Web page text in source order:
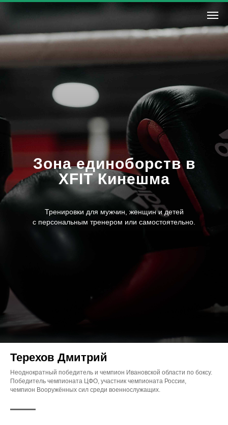
Зона единоборств в
XFIT Кинешма
Тренировки для мужчин, женщин и детей
с персональным тренером или самостоятельно.
Терехов Дмитрий
Неоднократный победитель и чемпион Ивановской области по боксу.
Победитель чемпионата ЦФО, участник чемпионата России,
чемпион Вооружённых сил среди военнослужащих.